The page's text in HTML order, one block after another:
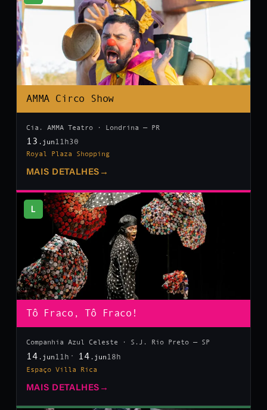
AMMA Circo Show
Cia. AMMA Teatro · Londrina — PR
13 .jun 11h30
Royal Plaza Shopping
MAIS DETALHES →
L
Tô Fraco, Tô Fraco!
Companhia Azul Celeste · S.J. Rio Preto — SP
14 .jun 11h 14 .jun 18h
Espaço Villa Rica
MAIS DETALHES →